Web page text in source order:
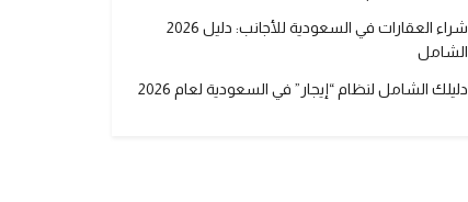
شراء العقارات في السعودية للأجانب: دليل 2026
الشامل
دليلك الشامل لنظام “إيجار” في السعودية لعام 2026